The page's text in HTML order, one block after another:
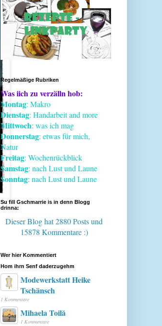
Regelmäßige Rubriken
Was iich zu verzälln hob:
Montag: Makro
Dienstag: Handarbeit and more
Mittwoch: was ich mag
Donnerstag: etwas für mich,
Natur
Freitag: Wochenrückblick
Samstag: nach Lust und Laune
Sonntag: nach Lust und Laune
Su fill Gschmarrie is in denn Blogg
drinna:
Dieser Blog hat 2880 Postsund
15878 Kommentare :)
Wer hier Kommentiert
Hom ihrn Senf daderzugehm
Modewerkstatt Heike
Tschänsch
1 Kommentare
Mihaela Toilă
1 Kommentare